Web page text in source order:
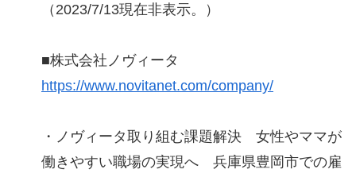
（2023/7/13現在非表示。）
■株式会社ノヴィータ
https://www.novitanet.com/company/
・ノヴィータ取り組む課題解決 女性やママが
働きやすい職場の実現へ 兵庫県豊岡市での雇